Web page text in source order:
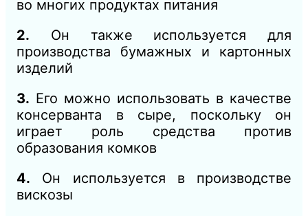
во многих продуктах питания
2. Он также используется для
производства бумажных и картонных
изделий
3. Его можно использовать в качестве
консерванта в сыре, поскольку он
играет роль средства против
образования комков
4. Он используется в производстве
вискозы